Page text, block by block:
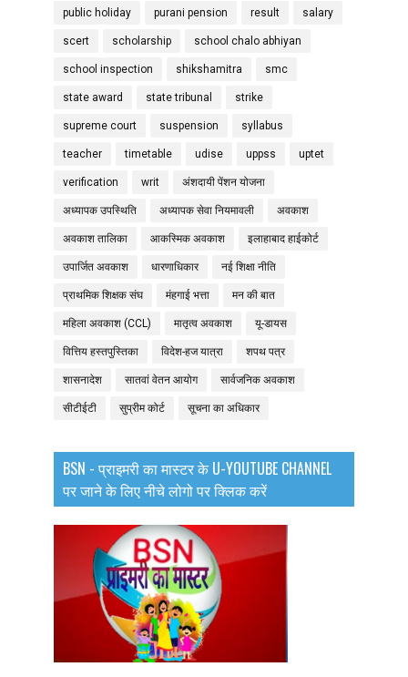
public holiday purani pension result salary
scert scholarship school chalo abhiyan
school inspection shikshamitra smc
state award state tribunal strike
supreme court suspension syllabus
teacher timetable udise uppss uptet
verification writ अंशदायी पेंशन योजना
अध्यापक उपस्थिति अध्यापक सेवा नियमावली अवकाश
अवकाश तालिका आकस्मिक अवकाश इलाहाबाद हाईकोर्ट
उपार्जित अवकाश धारणाधिकार नई शिक्षा नीति
प्राथमिक शिक्षक संघ मंहगाई भत्ता मन की बात
महिला अवकाश (CCL) मातृत्व अवकाश यू-डायस
वित्तिय हस्तपुस्तिका विदेश-हज यात्रा शपथ पत्र
शासनादेश सातवां वेतन आयोग सार्वजनिक अवकाश
सीटीईटी सुप्रीम कोर्ट सूचना का अधिकार
BSN - प्राइमरी का मास्टर के U-YOUTUBE CHANNEL
पर जाने के लिए नीचे लोगो पर क्लिक करें